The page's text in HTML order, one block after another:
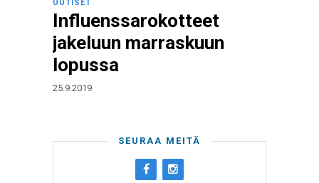
UUTISET
Influenssarokotteet
jakeluun marraskuun
lopussa
25.9.2019
SEURAA MEITÄ